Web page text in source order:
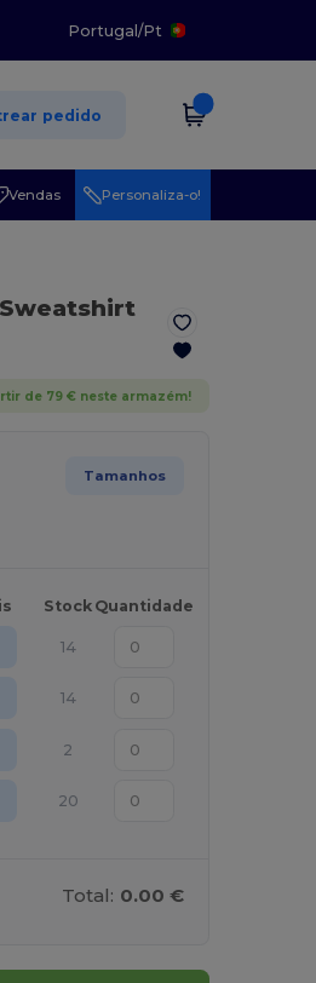
Portugal/Pt
pedido
Vendas Personaliza-o!
de 79 € neste armazém!
Tamanhos
Stock Quantidade
14
14
2
20
Total: 0.00 €